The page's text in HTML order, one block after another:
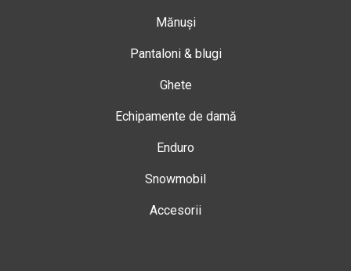
Mănuși
Pantaloni & blugi
Ghete
Echipamente de damă
Enduro
Snowmobil
Accesorii